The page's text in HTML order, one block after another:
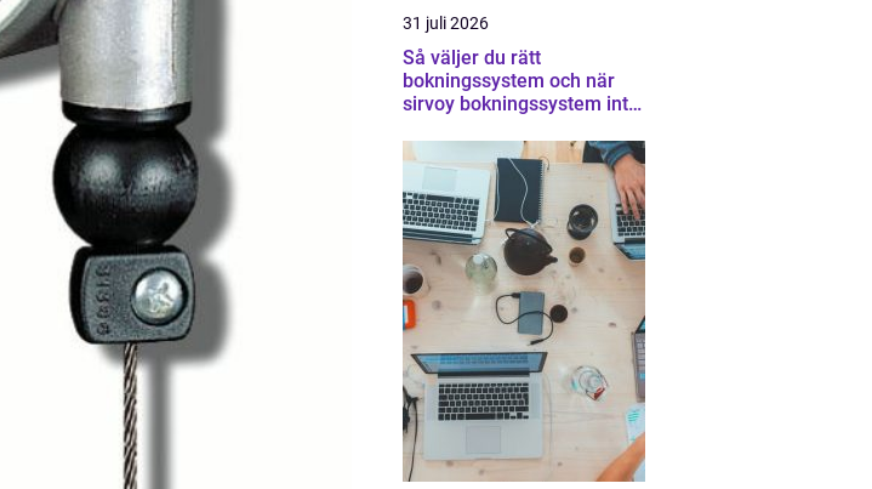
31 juli 2026
Så väljer du rätt
bokningssystem och när
sirvoy bokningssystem inte